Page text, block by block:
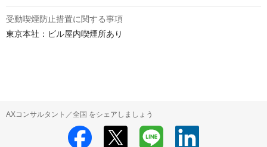
受動喫煙防止措置に関する事項
東京本社：ビル屋内喫煙所あり
AXコンサルタント／全国 をシェアしましょう